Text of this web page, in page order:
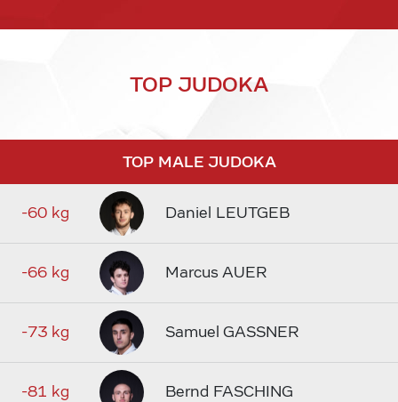
TOP JUDOKA
TOP MALE JUDOKA
-60 kg Daniel LEUTGEB
-66 kg Marcus AUER
-73 kg Samuel GASSNER
-81 kg Bernd FASCHING